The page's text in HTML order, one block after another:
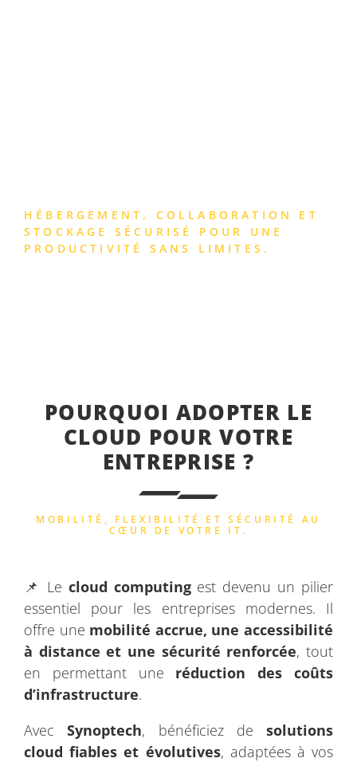
HÉBERGEMENT, COLLABORATION ET
STOCKAGE SÉCURISÉ POUR UNE
PRODUCTIVITÉ SANS LIMITES.
POURQUOI ADOPTER LE
CLOUD POUR VOTRE
ENTREPRISE ?
MOBILITÉ, FLEXIBILITÉ ET SÉCURITÉ AU
CŒUR DE VOTRE IT.
📌 Le cloud computingest devenu un pilier
essentiel pour les entreprises modernes. Il
offre une mobilité accrue, une accessibilité
à distance et une sécurité renforcée, tout
en permettant une réduction des coûts
d’infrastructure.
AvecSynoptech, bénéficiez de solutions
cloud fiables et évolutives, adaptées à vos